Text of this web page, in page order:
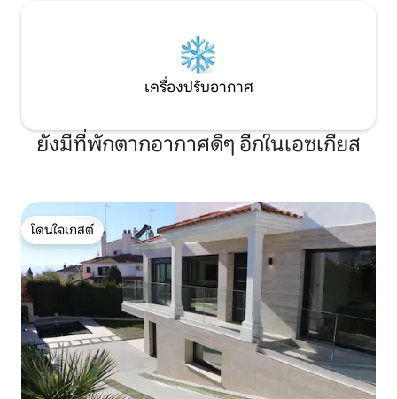
ห้องน้ำสามห้อง ห้องน้ำ 2 ห้องมีอ่างจากุซซี่
และห้องน้ำ 1 ห้องมีอ่างอาบน้ำ อพาร์ทเม
นท์มีระบบปรับอากาศส่วนกลาง (เย็น/ร้อน)
กระจกบานคู่ และระบบทำความร้อนใต้พื้น
อพาร์ทเมนท์โดยตรงด้วยลิฟต์ เมื่อเข้ามา
ในอพาร์ทเมนท์ ทางด้านขวาคือระเบียง
หลักพร้อมสระว่ายน้ำส่วนตัว - ซึ่งสามารถ
เก้าอี้ ร่มกันแดด และเก้าอี้อาบแดด 2 ตัว -
เป็นสถานที่ที่สมบูรณ์แบบสำหรับการว่ายน้ำ
อย่างเพลิดเพลิน อาบแดด และเพลิดเพลิน
เครื่องปรับอากาศ
ยังมีที่พักตากอากาศดีๆ อีกในเอซเกียส
โดนใจเกสต์
โดนใจเกสต์